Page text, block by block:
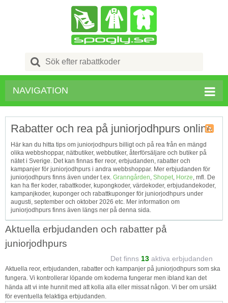
Search
for:
NAVIGATION
Tagg
Rabatter och rea på juniorjodhpurs online
Här kan du hitta tips om juniorjodhpurs billigt och på rea från en mängd
olika webbshoppar, nätbutiker, webbutiker, återförsäljare och butiker på
nätet i Sverige. Det kan finnas fler reor, erbjudanden, rabatter och
kampanjer för juniorjodhpurs i andra webbshoppar. Mer erbjudanden för
juniorjodhpurs finns även under t.ex. Granngården, Shopet, Horze, mfl. De
kan ha fler koder, rabattkoder, kupongkoder, värdekoder, erbjudandekoder,
kampanjkoder, kuponger och rabattkuponger för juniorjodhpurs under
augusti, september och oktober 2026 etc. Mer information om
juniorjodhpurs finns även längs ner på denna sida.
Aktuella erbjudanden och rabatter på
juniorjodhpurs
Det finns 13 aktiva erbjudanden
Aktuella reor, erbjudanden, rabatter och kampanjer på juniorjodhpurs som ska
fungera. Vi kontrollerar löpande om koderna fungerar men ibland kan det
hända att vi inte hunnit med att kolla alla eller missat någon. Vi ber om ursäkt
för eventuella felaktiga erbjudanden.